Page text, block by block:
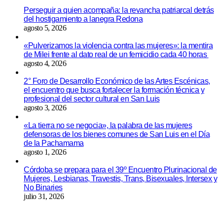
Perseguir a quien acompaña: la revancha patriarcal detrás
del hostigamiento a lanegra Redona
agosto 5, 2026
«Pulverizamos la violencia contra las mujeres»: la mentira
de Milei frente al dato real de un femicidio cada 40 horas
agosto 4, 2026
2° Foro de Desarrollo Económico de las Artes Escénicas,
el encuentro que busca fortalecer la formación técnica y
profesional del sector cultural en San Luis
agosto 3, 2026
«La tierra no se negocia», la palabra de las mujeres
defensoras de los bienes comunes de San Luis en el Día
de la Pachamama
agosto 1, 2026
Córdoba se prepara para el 39º Encuentro Plurinacional de
Mujeres, Lesbianas, Travestis, Trans, Bisexuales, Intersex y
No Binaries
julio 31, 2026